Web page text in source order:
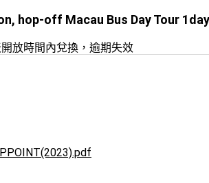
hop-off Macau Bus Day Tour 1day
放時間內兌換，逾期失效